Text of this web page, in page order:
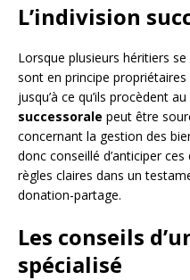
L’indivision
Lorsque plusieurs héritiers
sont en principe
jusqu’à ce qu’ils procèdent au
successorale peut être
concernant la gestion des
donc conseillé d’anticiper
règles claires dans un
donation-partage.
Les conseils
spécialisé